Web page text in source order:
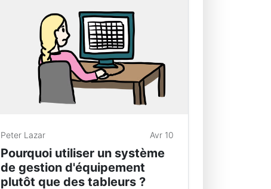
Peter Lazar Avr 10
Pourquoi utiliser un système
de gestion d'équipement
plutôt que des tableurs ?